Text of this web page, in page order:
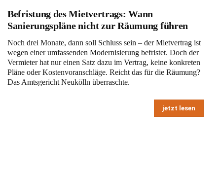
Befristung des Mietvertrags: Wann
Sanierungspläne nicht zur Räumung führen
Noch drei Monate, dann soll Schluss sein – der Mietvertrag ist
wegen einer umfassenden Modernisierung befristet. Doch der
Vermieter hat nur einen Satz dazu im Vertrag, keine konkreten
Pläne oder Kostenvoranschläge. Reicht das für die Räumung?
Das Amtsgericht Neukölln überraschte.
jetzt lesen